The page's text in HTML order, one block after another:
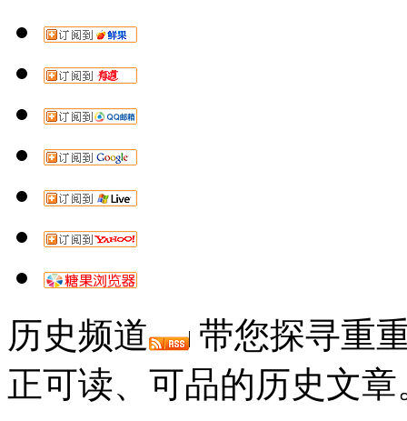
历史频道
带您探寻重
正可读、可品的历史文章